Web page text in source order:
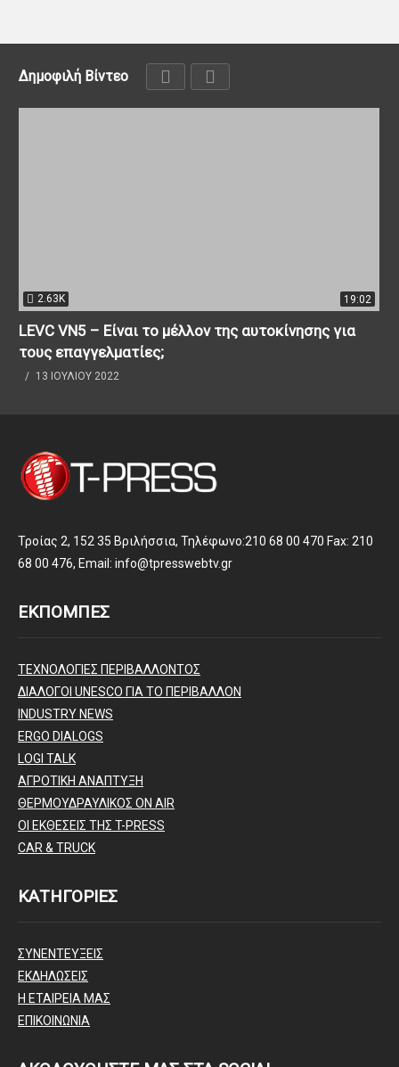
Δημοφιλή Βίντεο
2.63K 19:02
LEVC VN5 – Είναι το μέλλον της αυτοκίνησης για
τους επαγγελματίες;
13 ΙΟΥΛΊΟΥ 2022
Τροίας 2, 152 35 Βριλήσσια, Τηλέφωνο:210 68 00 470 Fax: 210
68 00 476, Email: info@tpresswebtv.gr
ΕΚΠΟΜΠΕΣ
ΤΕΧΝΟΛΟΓΙΕΣ ΠΕΡΙΒΑΛΛΟΝΤΟΣ
ΔΙΑΛΟΓΟΙ UNESCO ΓΙΑ ΤΟ ΠΕΡΙΒΑΛΛΟΝ
INDUSTRY NEWS
ERGO DIALOGS
LOGI TALK
ΑΓΡΟΤΙΚΗ ΑΝΑΠΤΥΞΗ
ΘΕΡΜΟΥΔΡΑΥΛΙΚΟΣ ΟΝ AIR
ΟΙ ΕΚΘΕΣΕΙΣ ΤΗΣ T-PRESS
CAR & TRUCK
ΚΑΤΗΓΟΡΙΕΣ
ΣΥΝΕΝΤΕΥΞΕΙΣ
ΕΚΔΗΛΩΣΕΙΣ
Η ΕΤΑΙΡΕΙΑ ΜΑΣ
ΕΠΙΚΟΙΝΩΝΙΑ